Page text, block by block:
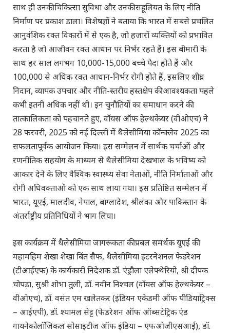
साथ ही उनकी चिकित्सा सुविधा और उनकी सहूलियत के लिए नीति
निर्माण पर प्रकाश डाला। विशेषज्ञों ने बताया कि भारत में सबसे प्रचलित
आनुवंशिक रक्त विकारों में से एक है, जो हजारों व्यक्तियों को प्रभावित
करता है जो आजीवन रक्त आधान पर निर्भर रहते हैं। इस बीमारी के
साथ हर साल लगभग 10,000-15,000 बच्चे पैदा होते हैं और
100,000 से अधिक रक्त आधान-निर्भर रोगी होते हैं, इसलिए शीघ्र
निदान, व्यापक उपचार और नीति-स्तरीय हस्तक्षेप की आवश्यकता पहले
कभी इतनी अधिक नहीं थी। इन चुनौतियों का समाधान करने की
तात्कालिकता को पहचानते हुए, वॉयस ऑफ हेल्थकेयर (वीओएच) ने
28 फरवरी, 2025 को नई दिल्ली में थैलेसीमिया कॉन्क्लेव 2025 का
सफलतापूर्वक आयोजन किया। इस सम्मेलन में सार्थक चर्चाओं और
रणनीतिक सहयोग के माध्यम से थैलेसीमिया देखभाल के भविष्य को
आकार देने के लिए वैश्विक स्वास्थ्य सेवा नेताओं, नीति निर्माताओं और
रोगी अधिवक्ताओं को एक साथ लाया गया। इस प्रतिष्ठित सम्मेलन में
भारत, यूएई, मालदीव, नेपाल, बांग्लादेश, श्रीलंका और पाकिस्तान के
अंतर्राष्ट्रीय प्रतिनिधियों ने भाग लिया।
इस कार्यक्रम में थैलेसीमिया जागरूकता की प्रबल समर्थक यूएई की
महामहिम शेखा शेखा बिंत सैफ, थैलेसीमिया इंटरनेशनल फेडरेशन
(टीआईएफ) के कार्यकारी निदेशक डॉ. एंड्रौला एलेफ्थेरियो, श्री दीपक
चोपड़ा, सुश्री शोभा तुली, डॉ. नवीन निश्चल (वॉयस ऑफ हेल्थकेयर –
वीओएच), डॉ. वसंत एम खलेतकर (इंडियन एकेडमी ऑफ पीडियाट्रिक्स
– आईएपी), डॉ. श्यामल सेट्ट (फेडरेशन ऑफ ऑब्सटेट्रिक एंड
गायनेकोलॉजिकल सोसाइटीज ऑफ इंडिया – एफओजीएसआई), डॉ.